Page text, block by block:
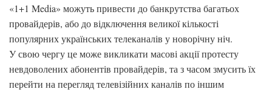
«1+1 Media» можуть привести до банкрутства багатьох
провайдерів, або до відключення великої кількості
популярних українських телеканалів у новорічну ніч.
У свою чергу це може викликати масові акції протесту
невдоволених абонентів провайдерів, та з часом змусить їх
перейти на перегляд телевізійних каналів по іншим